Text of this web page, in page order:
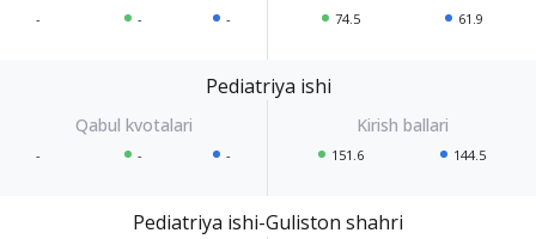
- - - 74.5 61.9
Pediatriya ishi
- - - 151.6 144.5
Pediatriya ishi-Guliston shahri